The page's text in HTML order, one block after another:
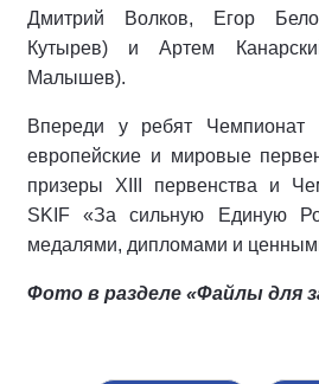
Дмитрий Волков, Егор
Кутырев) и Артем
Малышев).
Впереди у ребят
европейские и мировые
призеры XIII первенства и
SKIF «За сильную Единую
медалями, дипломами и
Фото в разделе «Файлы для